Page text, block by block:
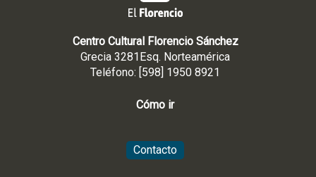
Centro Cultural Florencio Sánchez
Grecia 3281Esq. Norteamérica
Teléfono: [598] 1950 8921
Cómo ir
Contacto